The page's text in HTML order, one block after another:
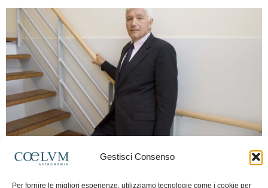
Gestisci Consenso
Per fornire le migliori esperienze, utilizziamo tecnologie come i cookie per
Frida Paolella - 16 Giugno 2026 0
spaziale europea e della missione Planck. Il dialogo ripercorre i principali